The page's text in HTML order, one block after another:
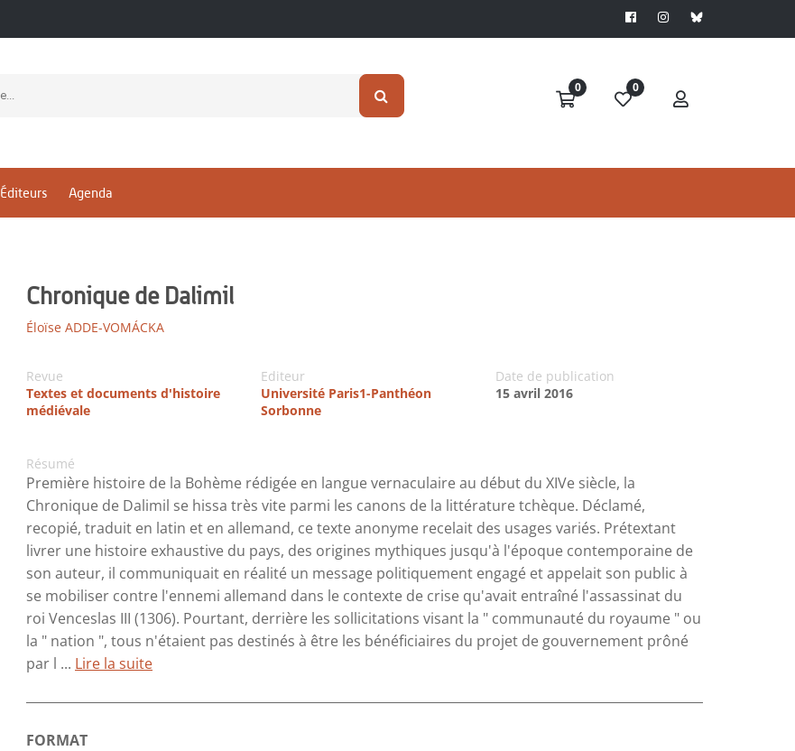
0 0
Éditeurs Agenda
Chronique de Dalimil
Éloïse ADDE-VOMÁCKA
Revue
Textes et documents d'histoire
médiévale
Editeur
Université Paris1-Panthéon
Sorbonne
Date de publication
15 avril 2016
Résumé
Première histoire de la Bohème rédigée en langue vernaculaire au début du XIVe siècle, la
Chronique de Dalimil se hissa très vite parmi les canons de la littérature tchèque. Déclamé,
recopié, traduit en latin et en allemand, ce texte anonyme recelait des usages variés. Prétextant
livrer une histoire exhaustive du pays, des origines mythiques jusqu'à l'époque contemporaine de
son auteur, il communiquait en réalité un message politiquement engagé et appelait son public à
se mobiliser contre l'ennemi allemand dans le contexte de crise qu'avait entraîné l'assassinat du
roi Venceslas III (1306). Pourtant, derrière les sollicitations visant la " communauté du royaume " ou
la " nation ", tous n'étaient pas destinés à être les bénéficiaires du projet de gouvernement prôné
par l ... Lire la suite
FORMAT